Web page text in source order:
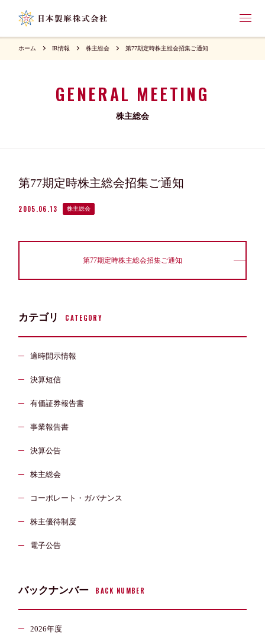
ホーム IR情報 株主総会 第77期定時株主総会招集ご通知
GENERAL MEETING
株主総会
第77期定時株主総会招集ご通知
2005.06.13 株主総会
第77期定時株主総会招集ご通知
カテゴリ CATEGORY
適時開示情報
決算短信
有価証券報告書
事業報告書
決算公告
株主総会
コーポレート・ガバナンス
株主優待制度
電子公告
バックナンバー BACK NUMBER
2026年度